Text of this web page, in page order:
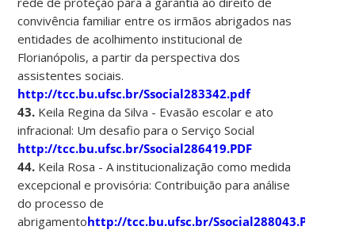
convivência familiar entre os irmãos abrigados nas
entidades de acolhimento institucional de
Florianópolis, a partir da perspectiva dos
assistentes sociais.
http://tcc.bu.ufsc.br/Ssocial283342.pdf
43. Keila Regina da Silva - Evasão escolar e ato
infracional: Um desafio para o Serviço Social
http://tcc.bu.ufsc.br/Ssocial286419.PDF
44. Keila Rosa - A institucionalização como medida
excepcional e provisória: Contribuição para análise
do processo de
abrigamentohttp://tcc.bu.ufsc.br/Ssocial288043.PDF